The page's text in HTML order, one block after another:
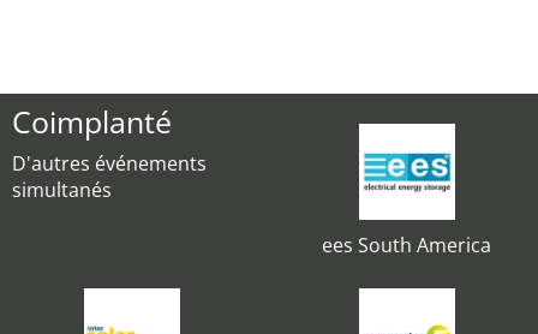
Coimplanté
D'autres événements
simultanés
ees South America